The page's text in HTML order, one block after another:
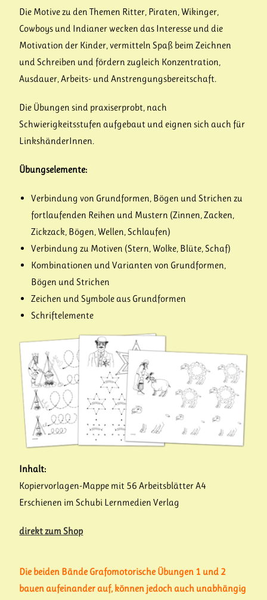
Die Motive zu den Themen Ritter, Piraten, Wikinger,
Cowboys und Indianer wecken das Interesse und die
Motivation der Kinder, vermitteln Spaß beim Zeichnen
und Schreiben und fördern zugleich Konzentration,
Ausdauer, Arbeits- und Anstrengungsbereitschaft.
Die Übungen sind praxiserprobt, nach
Schwierigkeitsstufen aufgebaut und eignen sich auch für
LinkshänderInnen.
Übungselemente:
Verbindung von Grundformen, Bögen und Strichen zu
fortlaufenden Reihen und Mustern (Zinnen, Zacken,
Zickzack, Bögen, Wellen, Schlaufen)
Verbindung zu Motiven (Stern, Wolke, Blüte, Schaf)
Kombinationen und Varianten von Grundformen,
Bögen und Strichen
Zeichen und Symbole aus Grundformen
Schriftelemente
Inhalt:
Kopiervorlagen-Mappe mit 56 Arbeitsblätter A4
Erschienen im Schubi Lernmedien Verlag
direkt zum Shop
Die beiden Bände Grafomotorische Übungen 1 und 2
bauen aufeinander auf, können jedoch auch unabhängig